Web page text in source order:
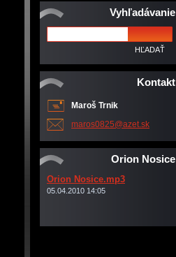
Vyhľadávanie
Kontakt
Maroš Trnik
maros0825@azet.sk
Orion Nosice
Orion Nosice.mp3
05.04.2010 14:05